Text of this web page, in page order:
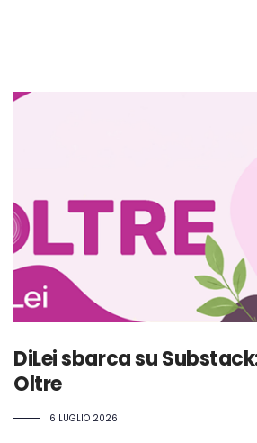
DiLei sbarca su
Oltre
6 LUGLIO 2026